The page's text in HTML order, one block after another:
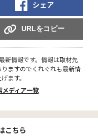
シェア
URLをコピー
新情報です。情報は取材先
ますのでくれぐれも最新情
ます。
メディア一覧
こちら